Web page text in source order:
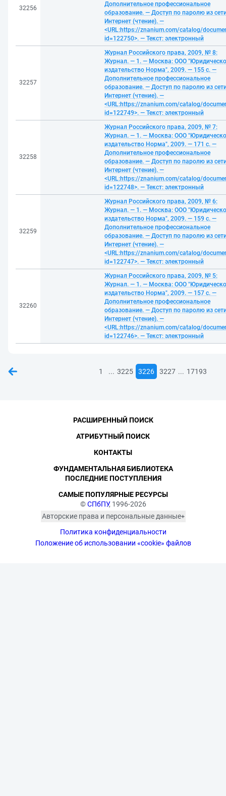
32256
Дополнительное профессиональное
образование. — Доступ по паролю из
Интернет (чтение). —
<URL:https://znanium.com/catalog/
id=122750>. — Текст: электронный
32257
Журнал Российского права, 2009, № 8:
Журнал. — 1. — Москва: ООО
издательство Норма", 2009. — 155 с. —
Дополнительное профессиональное
образование. — Доступ по паролю из
Интернет (чтение). —
<URL:https://znanium.com/catalog/
id=122749>. — Текст: электронный
32258
Журнал Российского права, 2009, № 7:
Журнал. — 1. — Москва: ООО
издательство Норма", 2009. — 171 с. —
Дополнительное профессиональное
образование. — Доступ по паролю из
Интернет (чтение). —
<URL:https://znanium.com/catalog/
id=122748>. — Текст: электронный
32259
Журнал Российского права, 2009, № 6:
Журнал. — 1. — Москва: ООО
издательство Норма", 2009. — 159 с. —
Дополнительное профессиональное
образование. — Доступ по паролю из
Интернет (чтение). —
<URL:https://znanium.com/catalog/
id=122747>. — Текст: электронный
32260
Журнал Российского права, 2009, № 5:
Журнал. — 1. — Москва: ООО
издательство Норма", 2009. — 157 с. —
Дополнительное профессиональное
образование. — Доступ по паролю из
Интернет (чтение). —
<URL:https://znanium.com/catalog/
id=122746>. — Текст: электронный
1 ... 3225 3226 3227 ... 17193
©СПбПУ, 1996-2026
Авторские права и персональные данные
изображённых лиц в соответствии
с требованиями законодательства
Политика конфиденциальности
Положение об использовании «cookie» файлов
РАСШИРЕННЫЙ ПОИСК
АТРИБУТНЫЙ ПОИСК
КОНТАКТЫ
ФУНДАМЕНТАЛЬНАЯ БИБЛИОТЕКА
ПОСЛЕДНИЕ ПОСТУПЛЕНИЯ
САМЫЕ ПОПУЛЯРНЫЕ РЕСУРСЫ